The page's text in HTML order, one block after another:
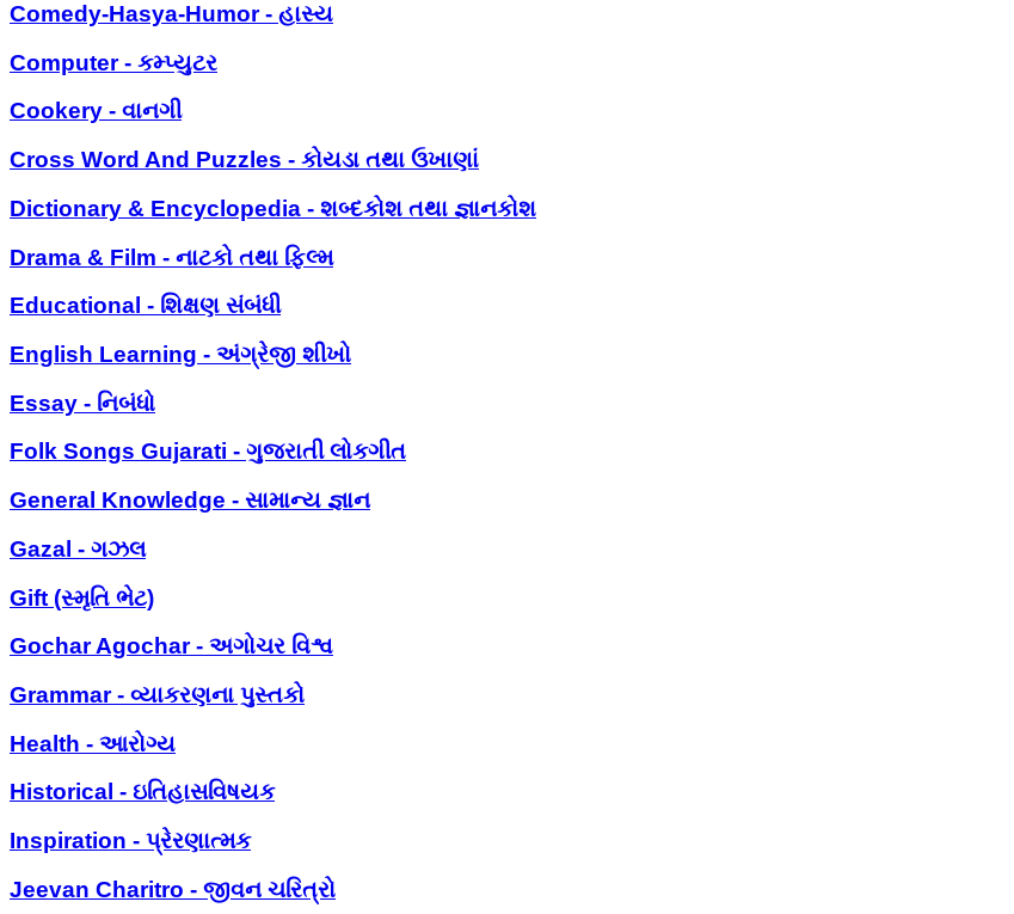
Comedy-Hasya-Humor - હાસ્ય
Computer - કમ્પ્યુટર
Cookery - વાનગી
Cross Word And Puzzles - કોયડા તથા ઉખાણાં
Dictionary & Encyclopedia - શબ્દકોશ તથા જ્ઞાનકોશ
Drama & Film - નાટકો તથા ફિલ્મ
Educational - શિક્ષણ સંબંધી
English Learning - અંગ્રેજી શીખો
Essay - નિબંધો
Folk Songs Gujarati - ગુજરાતી લોકગીત
General Knowledge - સામાન્ય જ્ઞાન
Gazal - ગઝલ
Gift (સ્મૃતિ ભેટ)
Gochar Agochar - અગોચર વિશ્વ
Grammar - વ્યાકરણના પુસ્તકો
Health - આરોગ્ય
Historical - ઇતિહાસવિષયક
Inspiration - પ્રેરણાત્મક
Jeevan Charitro - જીવન ચરિત્રો